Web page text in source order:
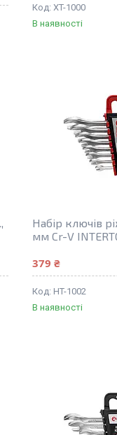
XT-1000
В наявності
Набір ключів
мм Cr-V
379 ₴
HT-1002
В наявності